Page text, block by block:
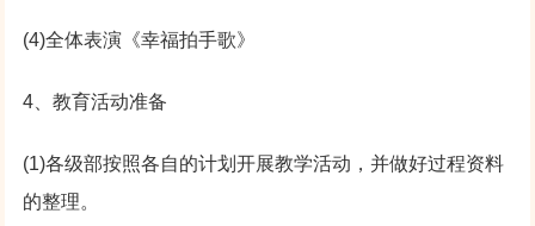
(4)全体表演《幸福拍手歌》
4、教育活动准备
(1)各级部按照各自的计划开展教学活动，并做好过程资料
的整理。